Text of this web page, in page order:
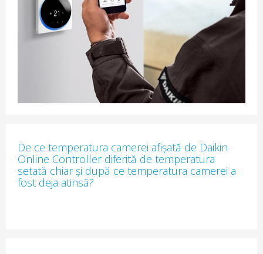
De ce temperatura camerei afișată de Daikin
Online Controller diferită de temperatura
setată chiar și după ce temperatura camerei a
fost deja atinsă?